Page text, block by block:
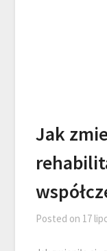
Jak
Posted on 17